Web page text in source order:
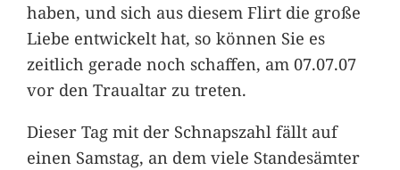
haben, und sich aus diesem Flirt die große
Liebe entwickelt hat, so können Sie es
zeitlich gerade noch schaffen, am 07.07.07
vor den Traualtar zu treten.
Dieser Tag mit der Schnapszahl fällt auf
einen Samstag, an dem viele Standesämter